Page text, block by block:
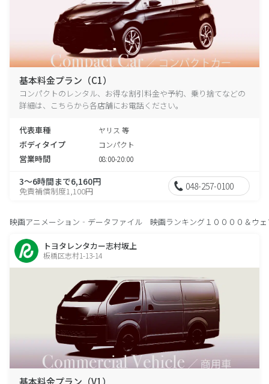
基本料金プラン（C1）
コンパクトのレンタル、お得な割引料金や予約、乗り捨てなどの
詳細は、こちらから各店舗にお電話ください。
代表車種 ヤリス 等
ボディタイプ コンパクト
営業時間 08:00-20:00
3～6時間まで6,160円
免責補償制度1,100円 048-257-0100
映画アニメーション‐データファイル 映画ランキング１００００＆ウェ
トヨタレンタカー志村坂上
板橋区志村1-13-14
基本料金プラン（V1）